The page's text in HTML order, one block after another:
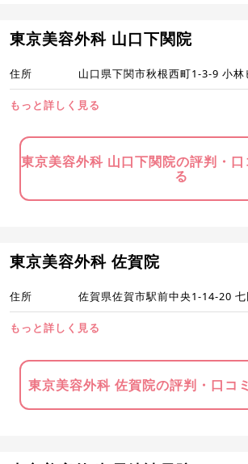
東京美容外科 山口下関院
住所 山口県下関市秋根西町1-3-9 小林
もっと詳しく見る
東京美容外科 山口下関院の評判・
る
東京美容外科 佐賀院
住所 佐賀県佐賀市駅前中央1-14-20
もっと詳しく見る
東京美容外科 佐賀院の評判・口コ